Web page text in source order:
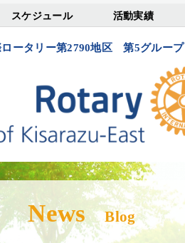
スケジュール 活動実績
ロータリー第2790地区 第5グループ
News Blog